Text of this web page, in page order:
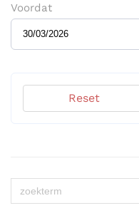
Voordat
Reset
Zoek
naar: